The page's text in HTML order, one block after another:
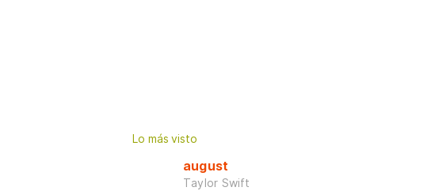
Lo más visto
august
Taylor Swift